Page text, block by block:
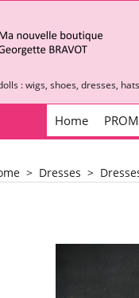
: wigs, shoes, dresses,
Home
> Dresses >